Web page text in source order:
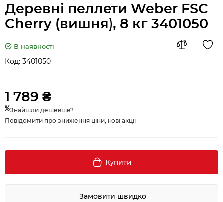
Деревні пеллети Weber FSC
Cherry (вишня), 8 кг 3401050
В наявності
Код: 3401050
1 789 ₴
Знайшли дешевше?
Повідомити про зниження ціни, нові акції
Купити
Замовити швидко